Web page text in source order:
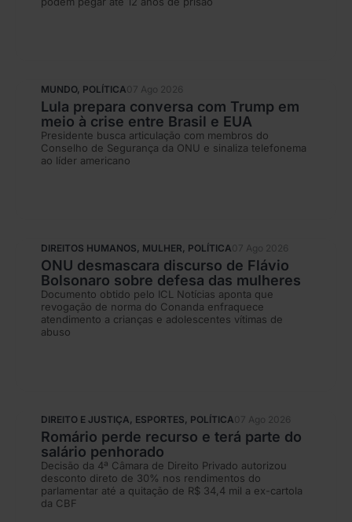
MUNDO, POLÍTICA07 Ago 2026
Lula prepara conversa com Trump em
meio à crise entre Brasil e EUA
Presidente busca articulação com membros do
Conselho de Segurança da ONU e sinaliza telefonema
ao líder americano
DIREITOS HUMANOS, MULHER, POLÍTICA07 Ago 2026
ONU desmascara discurso de Flávio
Bolsonaro sobre defesa das mulheres
Documento obtido pelo ICL Notícias aponta que
revogação de norma do Conanda enfraquece
atendimento a crianças e adolescentes vítimas de
abuso
DIREITO E JUSTIÇA, ESPORTES, POLÍTICA07 Ago 2026
Romário perde recurso e terá parte do
salário penhorado
Decisão da 4ª Câmara de Direito Privado autorizou
desconto direto de 30% nos rendimentos do
parlamentar até a quitação de R$ 34,4 mil a ex-cartola
da CBF